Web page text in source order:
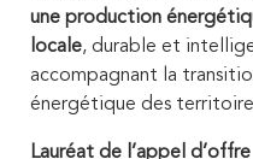
une production
locale, durable et
accompagnant la
énergétique des
Lauréat de l’appel d’offre